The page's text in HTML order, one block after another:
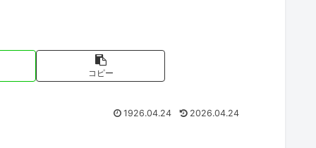
コピー
1926.04.24 2026.04.24